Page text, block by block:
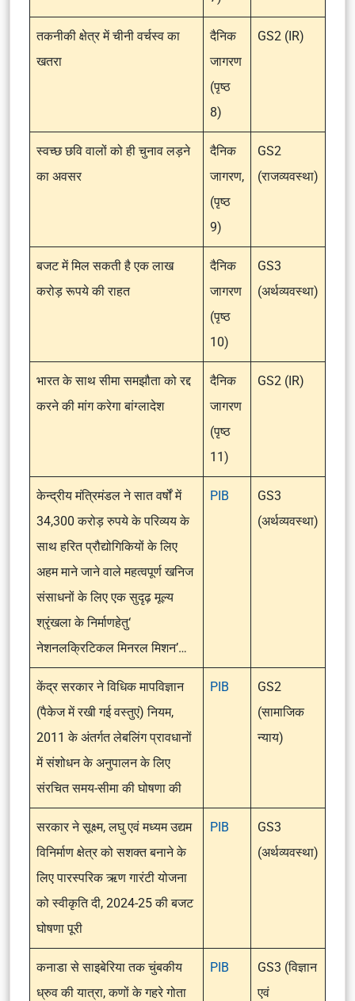
तकनीकी क्षेत्र में चीनी वर्चस्व का
खतरा
दैनिक
जागरण
(पृष्ठ
8)
GS2 (IR)
स्वच्छ छवि वालों को ही चुनाव लड़ने
का अवसर
दैनिक
जागरण,
(पृष्ठ
9)
GS2
(राजव्यवस्था)
बजट में मिल सकती है एक लाख
करोड़ रूपये की राहत
दैनिक
जागरण
(पृष्ठ
10)
GS3
(अर्थव्यवस्था)
भारत के साथ सीमा समझौता को रद्द
करने की मांग करेगा बांग्लादेश
दैनिक
जागरण
(पृष्ठ
11)
GS2 (IR)
केन्द्रीय मंत्रिमंडल ने सात वर्षों में
34,300 करोड़ रुपये के परिव्यय के
साथ हरित प्रौद्योगिकियों के लिए
अहम माने जाने वाले महत्वपूर्ण खनिज
संसाधनों के लिए एक सुदृढ़ मूल्य
श्रृंखला के निर्माणहेतु‘
नेशनलक्रिटिकल मिनरल मिशन’…
PIB
GS3
(अर्थव्यवस्था)
केंद्र सरकार ने विधिक मापविज्ञान
(पैकेज में रखी गई वस्तुएं) नियम,
2011 के अंतर्गत लेबलिंग प्रावधानों
में संशोधन के अनुपालन के लिए
संरचित समय-सीमा की घोषणा की
PIB
GS2
(सामाजिक
न्याय)
सरकार ने सूक्ष्म, लघु एवं मध्यम उद्यम
विनिर्माण क्षेत्र को सशक्त बनाने के
लिए पारस्परिक ऋण गारंटी योजना
को स्वीकृति दी, 2024-25 की बजट
घोषणा पूरी
PIB
GS3
(अर्थव्यवस्था)
कनाडा से साइबेरिया तक चुंबकीय
ध्रुव की यात्रा, कणों के गहरे गोता
PIB
GS3 (विज्ञान
एवं